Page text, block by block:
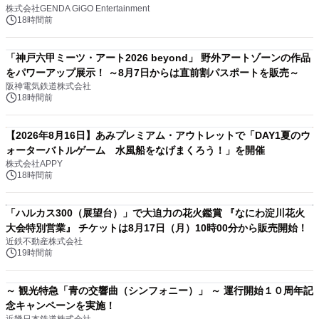
株式会社GENDA GiGO Entertainment
18時間前
「神戸六甲ミーツ・アート2026 beyond」 野外アートゾーンの作品
をパワーアップ展示！ ～8月7日からは直前割パスポートを販売～
阪神電気鉄道株式会社
18時間前
【2026年8月16日】あみプレミアム・アウトレットで「DAY1夏のウ
ォーターバトルゲーム 水風船をなげまくろう！」を開催
株式会社APPY
18時間前
「ハルカス300（展望台）」で大迫力の花火鑑賞 『なにわ淀川花火
大会特別営業』 チケットは8月17日（月）10時00分から販売開始！
近鉄不動産株式会社
19時間前
～ 観光特急「青の交響曲（シンフォニー）」 ～ 運行開始１０周年記
念キャンペーンを実施！